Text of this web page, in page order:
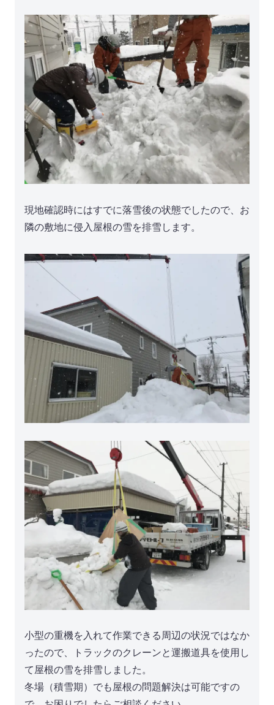
現地確認時にはすでに落雪後の状態でしたので、お
隣の敷地に侵入屋根の雪を排雪します。
小型の重機を入れて作業できる周辺の状況ではなか
ったので、トラックのクレーンと運搬道具を使用し
て屋根の雪を排雪しました。
冬場（積雪期）でも屋根の問題解決は可能ですの